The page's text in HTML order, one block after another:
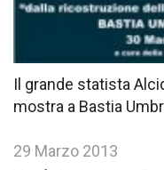
Il grande statista
mostra a Bastia
29 Marzo 2013